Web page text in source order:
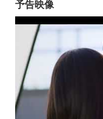
予告映像